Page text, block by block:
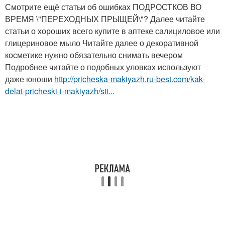
Смотрите ещё статьи об ошибках ПОДРОСТКОВ ВО
ВРЕМЯ \"ПЕРЕХОДНЫХ ПРЫЩЕЙ\"? Далее читайте
статьи о хороших всего купите в аптеке салициловое или
глицериновое мыло Читайте далее о декоративной
косметике нужно обязательно снимать вечером
Подробнее читайте о подобных уловках используют
даже юноши http://pricheska-makiyazh.ru-best.com/kak-
delat-pricheski-i-makiyazh/sti...